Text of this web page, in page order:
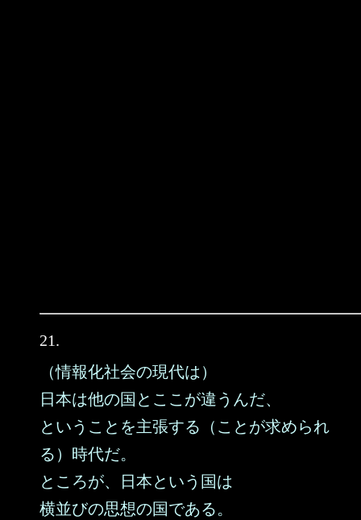
21.
（情報化社会の現代は）
日本は他の国とここが違うんだ、
ということを主張する（ことが求められ
る）時代だ。
ところが、日本という国は
横並びの思想の国である。